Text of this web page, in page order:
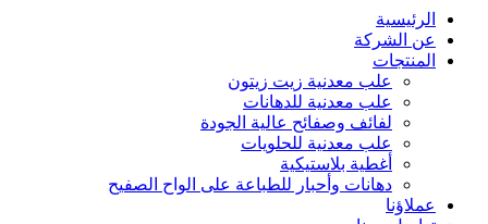
الرئيسية
عن الشركة
المنتجات
علب معدنية زيت زيتون
علب معدنية للدهانات
لفائف وصفائح عالية الجودة
علب معدنية للحلويات
أغطية بلاستيكية
دهانات وأحبار للطباعة على الواح الصفيح
عملاؤنا